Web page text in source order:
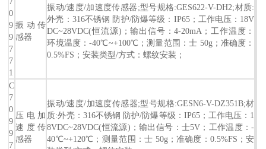
0
9
9
7
7
1
振动传
感器
振动/速度/加速度传感器;型号规格:GES622-V-DH2;材质:
外壳：316不锈钢 防护/防爆等级：IP65；工作电压：18V
DC~28VDC(恒流源)；输出信号：4-20mA；工作温度：
环境温度：-40℃~+100℃；测量范围：士 50g；准确度：
0.5%FS；安装类型/方式：螺纹安装；
C
7
0
9
9
7
压电加
速度传
感器
振动/速度/加速度传感器;型号规格:GESN6-V-DZ351B;材
质:外壳：316不锈钢 防护/防爆等级：IP65；工作电压：1
8VDC~28VDC(恒流源)；输出信号：士5V；工作温度：-
40℃~+120℃；测量范围：士 50g；准确度：0.5%FS；安